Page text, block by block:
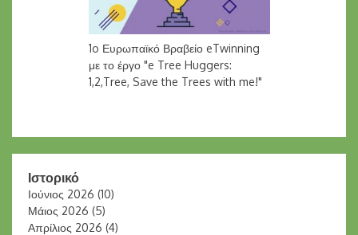
1o Ευρωπαϊκό Βραβείο eTwinning
με το έργο "e Tree Huggers:
1,2,Tree, Save the Trees with me!"
Ιστορικό
Ιούνιος 2026 (10)
Μάιος 2026 (5)
Απρίλιος 2026 (4)